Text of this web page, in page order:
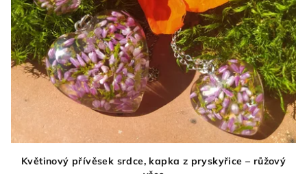
Květinový přívěsek srdce, kapka z pryskyřice – růžový